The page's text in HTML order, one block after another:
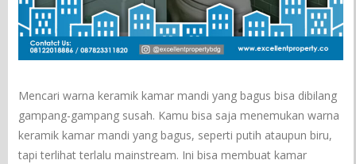
Mencari warna keramik kamar mandi yang bagus bisa dibilang
gampang-gampang susah. Kamu bisa saja menemukan warna
keramik kamar mandi yang bagus, seperti putih ataupun biru,
tapi terlihat terlalu mainstream. Ini bisa membuat kamar